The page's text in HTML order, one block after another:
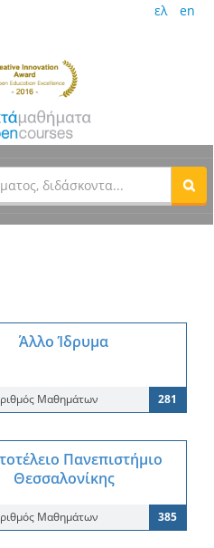
ελ en
Άλλο Ίδρυμα
Μαθημάτων 281
Πανεπιστήμιο
Θεσσαλονίκης
Μαθημάτων 385